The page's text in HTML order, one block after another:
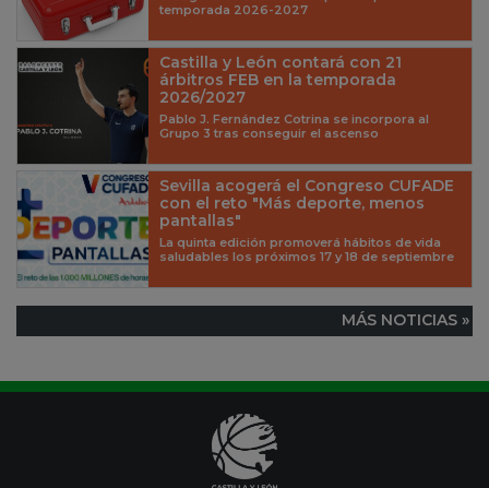
temporada 2026-2027
Castilla y León contará con 21
árbitros FEB en la temporada
2026/2027
Pablo J. Fernández Cotrina se incorpora al
Grupo 3 tras conseguir el ascenso
Sevilla acogerá el Congreso CUFADE
con el reto "Más deporte, menos
pantallas"
La quinta edición promoverá hábitos de vida
saludables los próximos 17 y 18 de septiembre
MÁS NOTICIAS »